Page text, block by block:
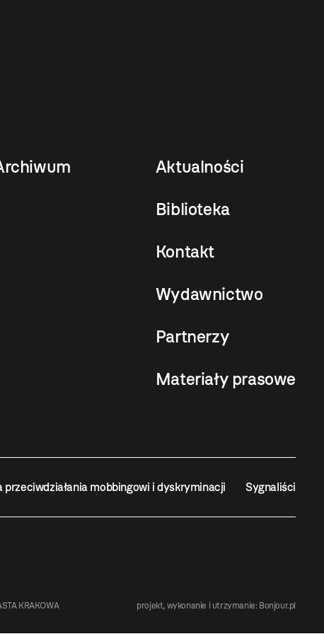
Aktualności
Biblioteka
Kontakt
Wydawnictwo
Partnerzy
Materiały prasowe
przeciwdziałania mobbingowi i dyskryminacji Sygnaliści
KRAKOWA projekt, wykonanie i utrzymanie: Bonjour.pl